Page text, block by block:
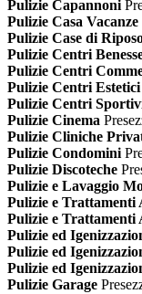
Pulizie Capannoni
Pulizie Casa Vacanze
Pulizie Case di
Pulizie Centri
Pulizie Centri
Pulizie Centri Estetici
Pulizie Centri
Pulizie Cinema
Pulizie Cliniche
Pulizie Condomini
Pulizie Discoteche
Pulizie e Lavaggio
Pulizie e Trattamenti
Pulizie e Trattamenti
Pulizie ed
Pulizie ed
Pulizie ed
Pulizie Garage